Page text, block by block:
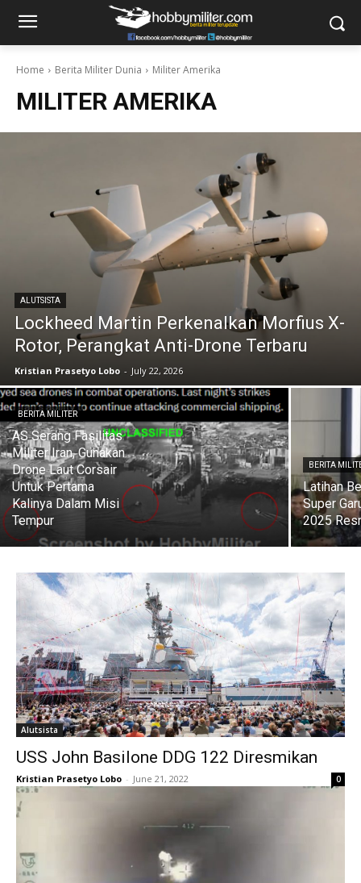
Home Berita Militer Dunia Militer Amerika
MILITER AMERIKA
ALUTSISTA
Lockheed Martin Perkenalkan Morfius X-
Rotor, Perangkat Anti-Drone Terbaru
Kristian Prasetyo Lobo - July 22, 2026
BERITA MILITER
AS Serang Fasilitas
Militer Iran, Gunakan
Drone Laut Corsair
Untuk Pertama
Kalinya Dalam Misi
Tempur
BERITA
Latihan
Super
2025
Alutsista
USS John Basilone DDG 122 Diresmikan
Kristian Prasetyo Lobo - June 21, 2022 0